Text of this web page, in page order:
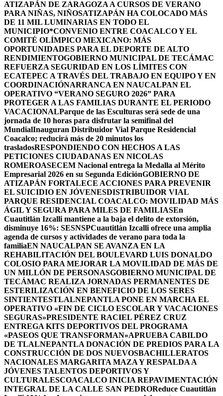
ATIZAPÁN DE ZARAGOZA A CURSOS DE VERANO
PARA NIÑAS, NIÑOSATIZAPÁN HA COLOCADO MÁS
DE 11 MIL LUMINARIAS EN TODO EL
MUNICIPIO*CONVENIO ENTRE COACALCO Y EL
COMITÉ OLÍMPICO MEXICANO: MÁS
OPORTUNIDADES PARA EL DEPORTE DE ALTO
RENDIMIENTOGOBIERNO MUNICIPAL DE TECÁMAC
REFUERZA SEGURIDAD EN LOS LÍMITES CON
ECATEPEC A TRAVÉS DEL TRABAJO EN EQUIPO Y EN
COORDINACIÓNARRANCA EN NAUCALPAN EL
OPERATIVO “VERANO SEGURO 2026” PARA
PROTEGER A LAS FAMILIAS DURANTE EL PERIODO
VACACIONALParque de las Esculturas será sede de una
jornada de 10 horas para disfrutar la semifinal del
MundialInauguran Distribuidor Vial Parque Residencial
Coacalco; reducirá más de 20 minutos los
trasladosRESPONDIENDO CON HECHOS A LAS
PETICIONES CIUDADANAS EN NICOLAS
ROMEROASECEM Nacional entrega la Medalla al Mérito
Empresarial 2026 en su Segunda EdiciónGOBIERNO DE
ATIZAPÁN FORTALECE ACCIONES PARA PREVENIR
EL SUICIDIO EN JÓVENESDISTRIBUIDOR VIAL
PARQUE RESIDENCIAL COACALCO: MOVILIDAD MÁS
ÁGIL Y SEGURA PARA MILES DE FAMILIASEn
Cuautitlán Izcalli mantiene a la baja el delito de extorsión,
disminuye 16%: SESNSPCuautitlán Izcalli ofrece una amplia
agenda de cursos y actividades de verano para toda la
familiaEN NAUCALPAN SE AVANZA EN LA
REHABILITACIÓN DEL BOULEVARD LUIS DONALDO
COLOSIO PARA MEJORAR LA MOVILIDAD DE MÁS DE
UN MILLÓN DE PERSONASGOBIERNO MUNICIPAL DE
TECÁMAC REALIZA JORNADAS PERMANENTES DE
ESTERILIZACIÓN EN BENEFICIO DE LOS SERES
SINTIENTESTLALNEPANTLA PONE EN MARCHA EL
OPERATIVO «FIN DE CICLO ESCOLAR Y VACACIONES
SEGURAS»PRESIDENTE RACIEL PÉREZ CRUZ
ENTREGA KITS DEPORTIVOS DEL PROGRAMA
«PASEOS QUE TRANSFORMAN»APRUEBA CABILDO
DE TLALNEPANTLA DONACIÓN DE PREDIOS PARA LA
CONSTRUCCIÓN DE DOS NUEVOSBACHILLERATOS
NACIONALES MARGARITA MAZA Y RESPALDA A
JÓVENES TALENTOS DEPORTIVOS Y
CULTURALESCOACALCO INICIA REPAVIMENTACIÓN
INTEGRAL DE LA CALLE SAN PEDROReduce Cuautitlán